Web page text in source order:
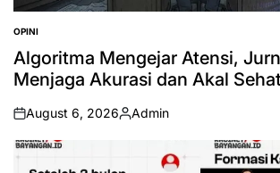
POSTED
IN
OPINI
Algoritma Mengejar Atensi,
Menjaga Akurasi dan Akal
on
August 6, 2026
Posted
Admin